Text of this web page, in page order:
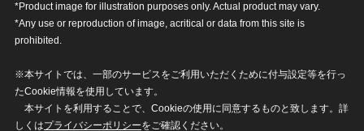
*Product image for illustration purposes only. Actual product may vary.
*Any use or reproduction of image, acritical or data from this site is
prohibited.
※本サイトでは、一部のサービスをご利用いただくために付与設定等を行っ
たCookie情報を使用しています。
本サイトを利用することで、Cookieの使用に同意するものと致します。詳
しくはプライバシーポリシーをご確認ください。